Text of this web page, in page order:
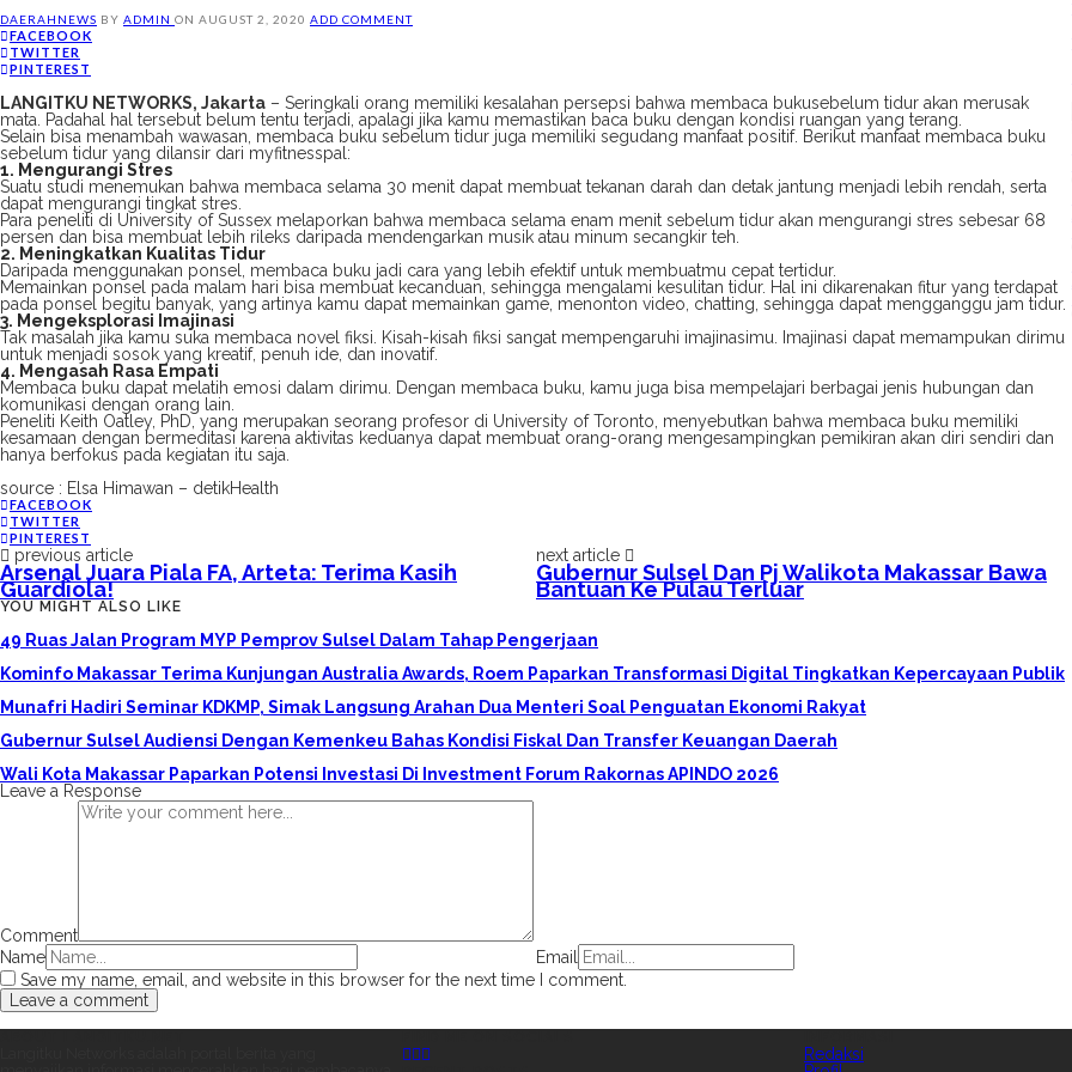
DAERAH NEWS BY ADMIN ON AUGUST 2, 2020 ADD COMMENT
FACEBOOK
TWITTER
PINTEREST
LANGITKU NETWORKS, Jakarta – Seringkali orang memiliki kesalahan persepsi bahwa membaca bukusebelum tidur akan merusak
mata. Padahal hal tersebut belum tentu terjadi, apalagi jika kamu memastikan baca buku dengan kondisi ruangan yang terang.
Selain bisa menambah wawasan, membaca buku sebelum tidur juga memiliki segudang manfaat positif. Berikut manfaat membaca buku
sebelum tidur yang dilansir dari myfitnesspal:
1. Mengurangi Stres
Suatu studi menemukan bahwa membaca selama 30 menit dapat membuat tekanan darah dan detak jantung menjadi lebih rendah, serta
dapat mengurangi tingkat stres.
Para peneliti di University of Sussex melaporkan bahwa membaca selama enam menit sebelum tidur akan mengurangi stres sebesar 68
persen dan bisa membuat lebih rileks daripada mendengarkan musik atau minum secangkir teh.
2. Meningkatkan Kualitas Tidur
Daripada menggunakan ponsel, membaca buku jadi cara yang lebih efektif untuk membuatmu cepat tertidur.
Memainkan ponsel pada malam hari bisa membuat kecanduan, sehingga mengalami kesulitan tidur. Hal ini dikarenakan fitur yang terdapat
pada ponsel begitu banyak, yang artinya kamu dapat memainkan game, menonton video, chatting, sehingga dapat mengganggu jam tidur.
3. Mengeksplorasi Imajinasi
Tak masalah jika kamu suka membaca novel fiksi. Kisah-kisah fiksi sangat mempengaruhi imajinasimu. Imajinasi dapat memampukan dirimu
untuk menjadi sosok yang kreatif, penuh ide, dan inovatif.
4. Mengasah Rasa Empati
Membaca buku dapat melatih emosi dalam dirimu. Dengan membaca buku, kamu juga bisa mempelajari berbagai jenis hubungan dan
komunikasi dengan orang lain.
Peneliti Keith Oatley, PhD, yang merupakan seorang profesor di University of Toronto, menyebutkan bahwa membaca buku memiliki
kesamaan dengan bermeditasi karena aktivitas keduanya dapat membuat orang-orang mengesampingkan pemikiran akan diri sendiri dan
hanya berfokus pada kegiatan itu saja.
source : Elsa Himawan – detikHealth
FACEBOOK
TWITTER
PINTEREST
previous article
Arsenal Juara Piala FA, Arteta: Terima Kasih
Guardiola!
next article
Gubernur Sulsel Dan Pj Walikota Makassar Bawa
Bantuan Ke Pulau Terluar
YOU MIGHT ALSO LIKE
49 Ruas Jalan Program MYP Pemprov Sulsel Dalam Tahap Pengerjaan
Kominfo Makassar Terima Kunjungan Australia Awards, Roem Paparkan Transformasi Digital Tingkatkan Kepercayaan Publik
Munafri Hadiri Seminar KDKMP, Simak Langsung Arahan Dua Menteri Soal Penguatan Ekonomi Rakyat
Gubernur Sulsel Audiensi Dengan Kemenkeu Bahas Kondisi Fiskal Dan Transfer Keuangan Daerah
Wali Kota Makassar Paparkan Potensi Investasi Di Investment Forum Rakornas APINDO 2026
Leave a Response
Comment
Name
Email
Save my name, email, and website in this browser for the next time I comment.
Redaksi